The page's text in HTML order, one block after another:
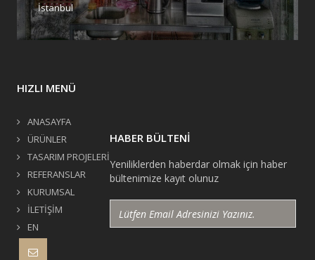
İstanbul
HIZLI MENÜ
ANASAYFA
ÜRÜNLER
TASARIM PROJELERİ
REFERANSLAR
KURUMSAL
İLETİŞİM
EN
HABER BÜLTENİ
Yeniliklerden haberdar olmak için haber
bültenimize kayıt olunuz